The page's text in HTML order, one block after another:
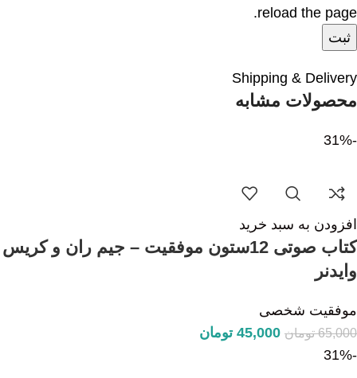
reload the page.
Shipping & Delivery
محصولات مشابه
-31%
افزودن به سبد خرید
کتاب صوتی 12ستون موفقیت – جیم ران و کریس
وایدنر
موفقیت شخصی
65,000 تومان 45,000 تومان
-31%